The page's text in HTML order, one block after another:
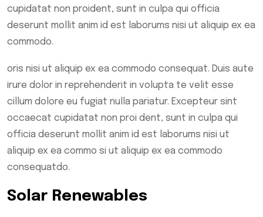
cupidatat non proident, sunt in culpa qui officia
deserunt mollit anim id est laborums nisi ut aliquip ex ea
commodo.
oris nisi ut aliquip ex ea commodo consequat. Duis aute
irure dolor in reprehenderit in volupta te velit esse
cillum dolore eu fugiat nulla pariatur. Excepteur sint
occaecat cupidatat non proi dent, sunt in culpa qui
officia deserunt mollit anim id est laborums nisi ut
aliquip ex ea commo si ut aliquip ex ea commodo
consequatdo.
Solar Renewables